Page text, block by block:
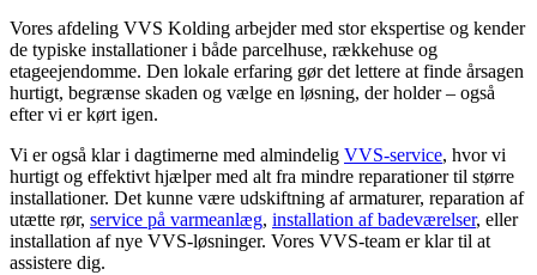
Vores afdeling VVS Kolding arbejder med stor ekspertise og kender
de typiske installationer i både parcelhuse, rækkehuse og
etageejendomme. Den lokale erfaring gør det lettere at finde årsagen
hurtigt, begrænse skaden og vælge en løsning, der holder – også
efter vi er kørt igen.
Vi er også klar i dagtimerne med almindelig VVS-service, hvor vi
hurtigt og effektivt hjælper med alt fra mindre reparationer til større
installationer. Det kunne være udskiftning af armaturer, reparation af
utætte rør, service på varmeanlæg, installation af badeværelser, eller
installation af nye VVS-løsninger. Vores VVS-team er klar til at
assistere dig.